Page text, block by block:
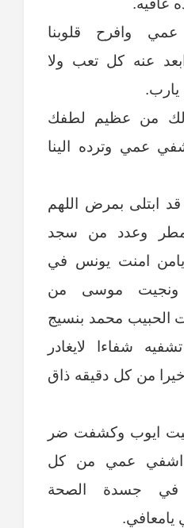
عافيه.
وافرح قلوبنا
عنه كل تعب ولا
يارب.
من عظيم لطفك
عمي وترده الينا
ابتلى بمرض اللهم
وعدد من سجد
امنت يونس في
ونجيت موسى من
الحبيب محمد بنسيج
شفاءا لايغادر
من كل دقيقه ذاق
ايوب وكشفت ضر
اشفي عمي من كل
جسدة الصحة
يامعافي.